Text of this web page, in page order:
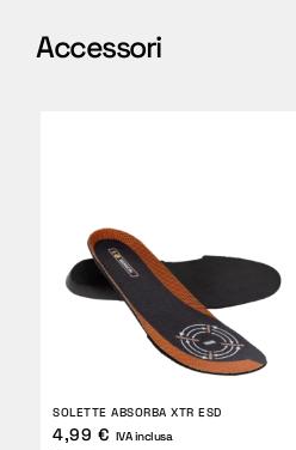
Accessori
SOLETTE ABSORBA XTR ESD
4,99 € IVA inclusa